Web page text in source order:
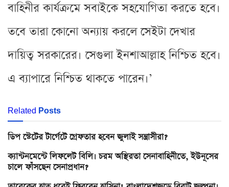
বাহিনীর কার্যক্রমে সবাইকে সহযোগিতা করতে হবে।
তবে তারা কোনো অন্যায় করলে সেইটা দেখার
দায়িত্ব সরকারের। সেগুলা ইনশাআল্লাহ নিশ্চিত হবে।
এ ব্যাপারে নিশ্চিত থাকতে পারেন।’
Related Posts
ডিপ স্টেটের টার্গেটে গ্রেফতার হবেন জুলাই সন্ত্রাসীরা?
ক্যান্টনমেন্টে লিফলেট বিলি। চরম অস্থিরতা সেনাবাহিনীতে, ইউনূসের
চালে ফাঁসছেন সেনাপ্রধান?